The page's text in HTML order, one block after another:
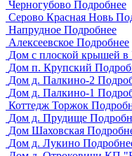
Черногубово Подробнее
Серово Красная Новь
Напрудное Подробнее
Алексеевское Подробнее
Дом с плоской крышей
Дом п. Крупский
Дом д. Палкино-2
Дом д. Палкино-1
Коттедж Торжок
Дом д. Прудище
Дом Шаховская
Дом д. Лукино